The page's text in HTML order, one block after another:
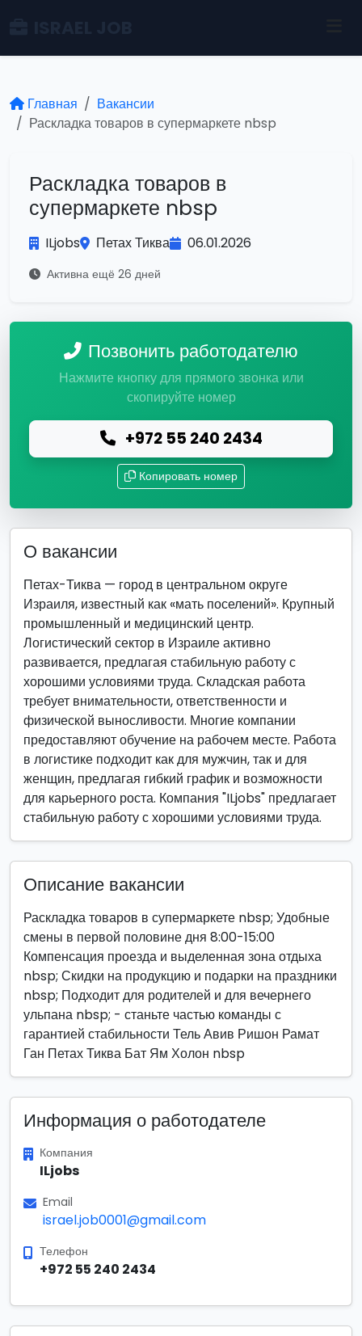
Главная
Вакансии
Раскладка товаров в супермаркете nbsp
Раскладка товаров в
супермаркете nbsp
ILjobs Петах Тиква 06.01.2026
Активна ещё 26 дней
Позвонить работодателю
Нажмите кнопку для прямого звонка или
скопируйте номер
+972 55 240 2434
Копировать номер
О вакансии
Петах-Тиква — город в центральном округе
Израиля, известный как «мать поселений». Крупный
промышленный и медицинский центр.
Логистический сектор в Израиле активно
развивается, предлагая стабильную работу с
хорошими условиями труда. Складская работа
требует внимательности, ответственности и
физической выносливости. Многие компании
предоставляют обучение на рабочем месте. Работа
в логистике подходит как для мужчин, так и для
женщин, предлагая гибкий график и возможности
для карьерного роста. Компания "ILjobs" предлагает
стабильную работу с хорошими условиями труда.
Описание вакансии
Раскладка товаров в супермаркете nbsp; Удобные
смены в первой половине дня 8:00-15:00
Компенсация проезда и выделенная зона отдыха
nbsp; Скидки на продукцию и подарки на праздники
nbsp; Подходит для родителей и для вечернего
ульпана nbsp; - станьте частью команды с
гарантией стабильности Тель Авив Ришон Рамат
Ган Петах Тиква Бат Ям Холон nbsp
Информация о работодателе
Компания
ILjobs
Email
israel.job0001@gmail.com
Телефон
+972 55 240 2434